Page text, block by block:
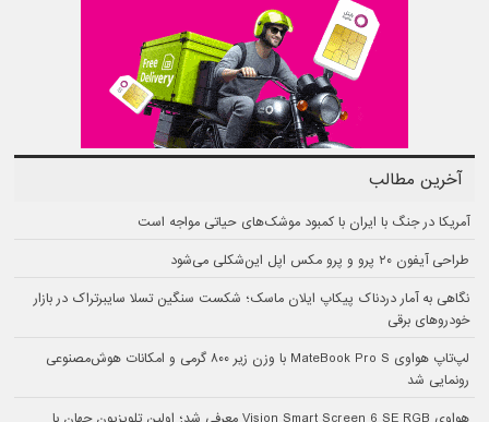
آخرین مطالب
آمریکا در جنگ با ایران با کمبود موشک‌های حیاتی مواجه است
طراحی آیفون ۲۰ پرو و پرو مکس اپل این‌شکلی می‌شود
نگاهی به آمار دردناک پیکاپ ایلان ماسک؛ شکست سنگین تسلا سایبرتراک در بازار
خودروهای برقی
لپ‌تاپ هواوی MateBook Pro S با وزن زیر ۸۰۰ گرمی و امکانات هوش‌مصنوعی
رونمایی شد